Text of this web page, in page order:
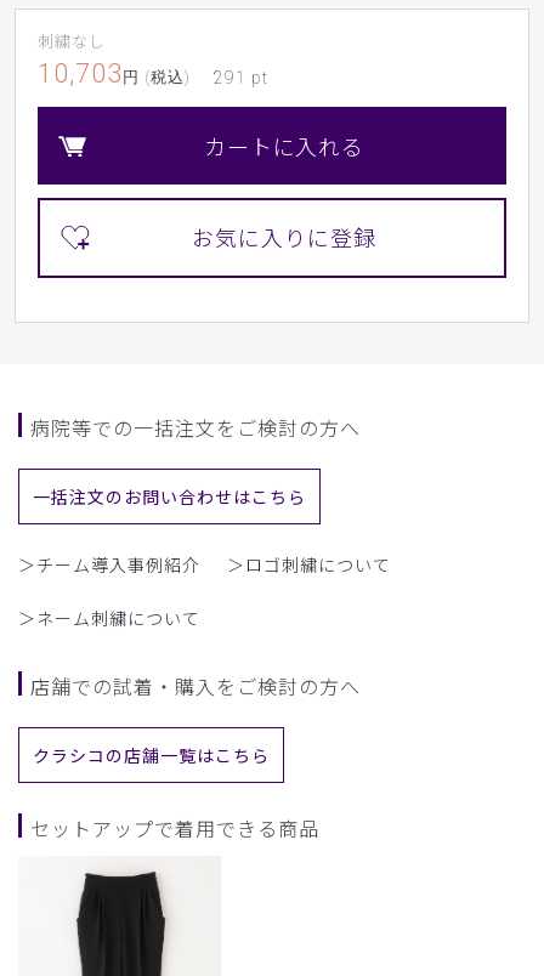
刺繍なし
10,703 円 (税込) 291 pt
カートに入れる
病院等での一括注文をご検討の方へ
一括注文のお問い合わせはこちら
＞チーム導入事例紹介 ＞ロゴ刺繍について
＞ネーム刺繍について
店舗での試着・購入をご検討の方へ
クラシコの店舗一覧はこちら
セットアップで着用できる商品